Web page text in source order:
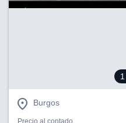
1
Burgos
Precio al contado